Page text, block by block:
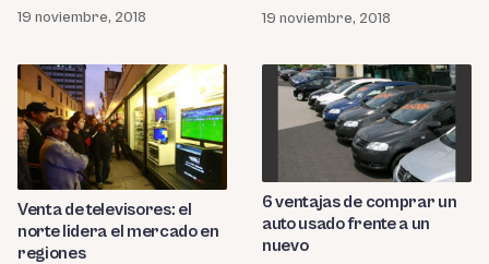
19 noviembre, 2018 19 noviembre, 2018
Venta de televisores: el
norte lidera el mercado en
regiones
6 ventajas de comprar un
auto usado frente a un
nuevo